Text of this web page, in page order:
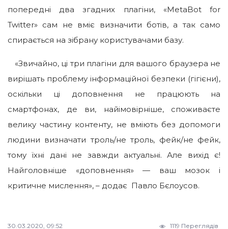
попередні два згадних плагіни, «MetaBot for
Twitter» сам не вміє визначити ботів, а так само
спирається на зібрану користувачами базу.
«Звичайно, ці три плагіни для вашого браузера не
вирішать проблему інформаційної безпеки (гігієни),
оскільки ці доповнення не працюють на
смартфонах, де ви, найімовірніше, споживаєте
велику частину контенту, не вміють без допомоги
людини визначати троль/не троль, фейк/не фейк,
тому їхні дані не завжди актуальні. Але вихід є!
Найголовніше «доповнення» — ваш мозок і
критичне мислення», – додає Павло Бєлоусов.
30.03.2020, 09:52 1119 Переглядів